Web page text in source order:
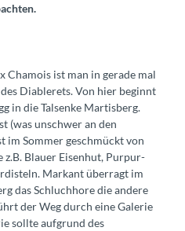
Chamois ist man in gerade mal
Diablerets. Von hier beginnt
in die Talsenke Martisberg.
(was unschwer an den
im Sommer geschmückt von
Blauer Eisenhut, Purpur-
Markant überragt im
das Schluchhore die andere
der Weg durch eine Galerie
sollte aufgrund des